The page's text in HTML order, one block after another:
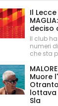
Il
deciso
Il club
numeri
che sta
Muore
lottava
Sla